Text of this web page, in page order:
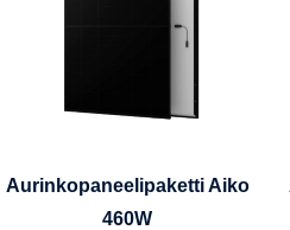
Aurinkopaneelipaketti Aiko
460W